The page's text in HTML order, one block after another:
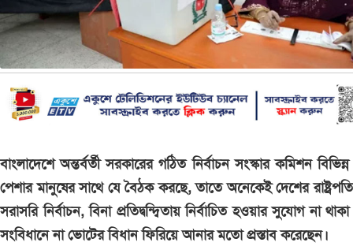
বাংলাদেশে অন্তর্বর্তী সরকারের গঠিত নির্বাচন সংস্কার কমিশন বিভিন্ন
পেশার মানুষের সাথে যে বৈঠক করছে, তাতে অনেকেই দেশের
সরাসরি নির্বাচন, বিনা প্রতিদ্বন্দ্বিতায় নির্বাচিত হওয়ার সুযোগ না
সংবিধানে না ভোটের বিধান ফিরিয়ে আনার মতো প্রস্তাব করেছেন।